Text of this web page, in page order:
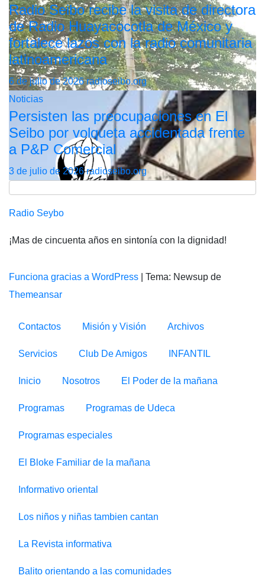
Radio Seibo recibe la visita de directora
de Radio Huayacocotla de México y
fortalece lazos con la radio comunitaria
latinoamericana
6 de julio de 2026radioseibo.org
Noticias
Persisten las preocupaciones en El
Seibo por volqueta accidentada frente
a P&P Comercial
3 de julio de 2026radioseibo.org
Radio Seybo
¡Mas de cincuenta años en sintonía con la dignidad!
Funciona gracias a WordPress
Tema: Newsup de
Themeansar
Contactos Misión y Visión Archivos
Servicios Club De Amigos INFANTIL
Inicio Nosotros El Poder de la mañana
Programas Programas de Udeca
Programas especiales
El Bloke Familiar de la mañana
Informativo oriental
Los niños y niñas tambien cantan
La Revista informativa
Balito orientando a las comunidades